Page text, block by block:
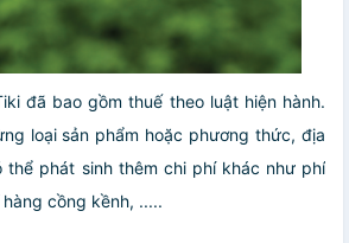
đã bao gồm thuế theo luật hiện hành.
loại sản phẩm hoặc phương thức, địa
thể phát sinh thêm chi phí khác như phí
cồng kềnh, .....